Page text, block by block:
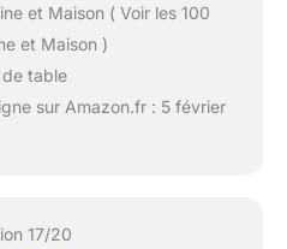
et Maison ( Voir les 100
et Maison )
de table
sur Amazon.fr : 5 février
17/20